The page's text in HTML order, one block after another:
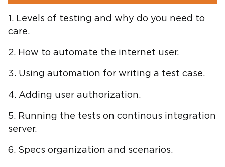
1. Levels of testing and why do you need to
care.
2. How to automate the internet user.
3. Using automation for writing a test case.
4. Adding user authorization.
5. Running the tests on continous integration
server.
6. Specs organization and scenarios.